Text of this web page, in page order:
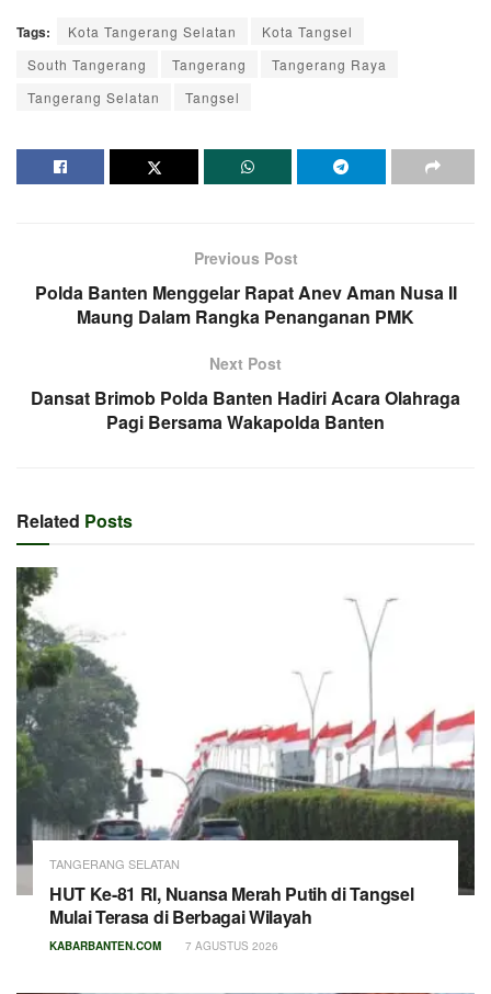
Tags: Kota Tangerang Selatan
Kota Tangsel
South Tangerang
Tangerang
Tangerang Raya
Tangerang Selatan
Tangsel
Previous Post
Polda Banten Menggelar Rapat Anev Aman Nusa II
Maung Dalam Rangka Penanganan PMK
Next Post
Dansat Brimob Polda Banten Hadiri Acara Olahraga
Pagi Bersama Wakapolda Banten
Related Posts
TANGERANG SELATAN
HUT Ke-81 RI, Nuansa Merah Putih di Tangsel
Mulai Terasa di Berbagai Wilayah
KABARBANTEN.COM 7 AGUSTUS 2026